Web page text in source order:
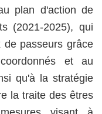
plan d'action de
(2021-2025), qui
passeurs grâce
et au
qu'à la stratégie
la traite des êtres